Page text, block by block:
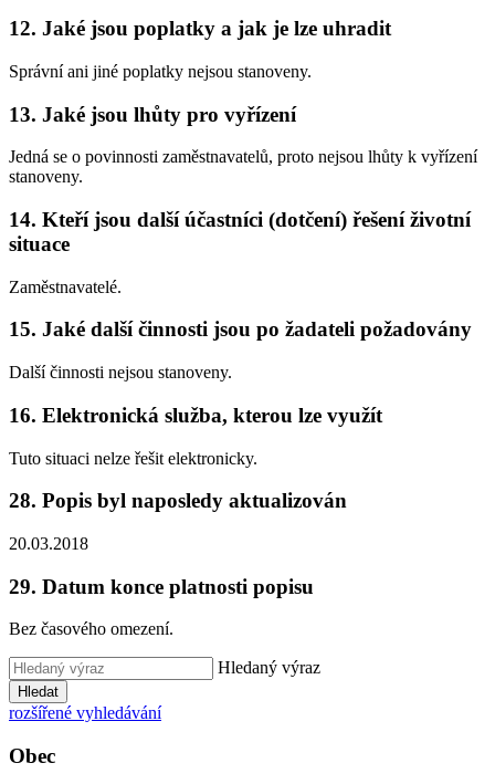
12. Jaké jsou poplatky a jak je lze uhradit
Správní ani jiné poplatky nejsou stanoveny.
13. Jaké jsou lhůty pro vyřízení
Jedná se o povinnosti zaměstnavatelů, proto nejsou lhůty k vyřízení
stanoveny.
14. Kteří jsou další účastníci (dotčení) řešení životní
situace
Zaměstnavatelé.
15. Jaké další činnosti jsou po žadateli požadovány
Další činnosti nejsou stanoveny.
16. Elektronická služba, kterou lze využít
Tuto situaci nelze řešit elektronicky.
28. Popis byl naposledy aktualizován
20.03.2018
29. Datum konce platnosti popisu
Bez časového omezení.
Hledaný výraz
Hledat
rozšířené vyhledávání
Obec